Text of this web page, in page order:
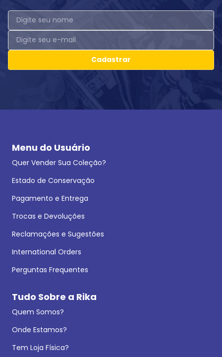
Cadastrar
Menu do Usuário
Quer Vender Sua Coleção?
Estado de Conservação
Pagamento e Entrega
Trocas e Devoluções
Reclamações e Sugestões
International Orders
Perguntas Frequentes
Tudo Sobre a Rika
Quem Somos?
Onde Estamos?
Tem Loja Física?